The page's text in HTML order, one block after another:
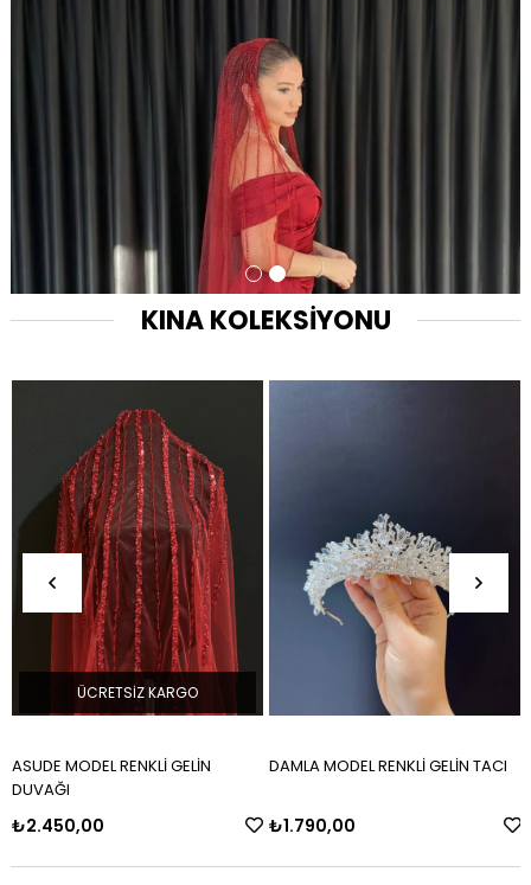
KINA KOLEKSİYONU
ASUDE MODEL RENKLİ GELİN
DUVAĞI
₺2.450,00
ÜCRETSIZ KARGO
DAMLA MODEL RENKLİ GELİN TACI
₺1.790,00